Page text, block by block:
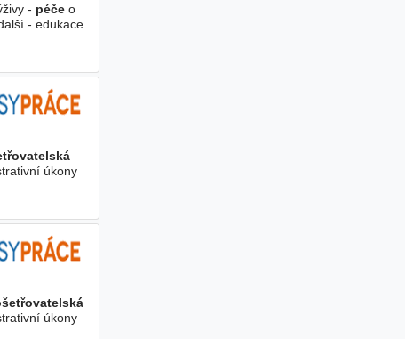
- péčeo
- edukace
úkony
úkony